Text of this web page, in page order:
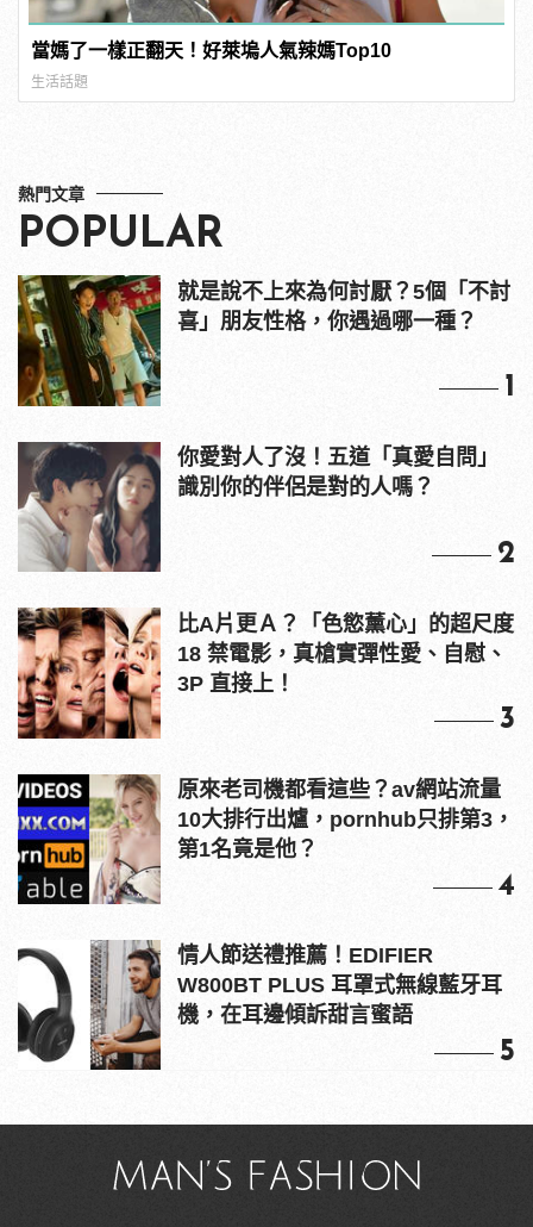
當媽了一樣正翻天！好萊塢人氣辣媽Top10
生活話題
熱門文章
POPULAR
就是說不上來為何討厭？5個「不討
喜」朋友性格，你遇過哪一種？
1
你愛對人了沒！五道「真愛自問」
識別你的伴侶是對的人嗎？
2
比A片更Ａ？「色慾薰心」的超尺度
18 禁電影，真槍實彈性愛、自慰、
3P 直接上！
3
原來老司機都看這些？av網站流量
10大排行出爐，pornhub只排第3，
第1名竟是他？
4
情人節送禮推薦！EDIFIER
W800BT PLUS 耳罩式無線藍牙耳
機，在耳邊傾訴甜言蜜語
5